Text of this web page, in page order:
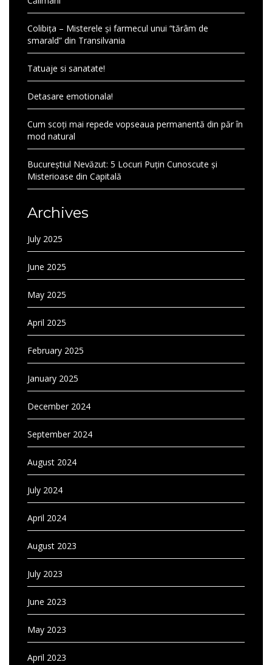
Colibița – Misterele și farmecul unui “tărâm de
smarald” din Transilvania
Tatuaje si sanatate!
Detasare emotionala!
Cum scoți mai repede vopseaua permanentă din păr în
mod natural
Bucureștiul Nevăzut: 5 Locuri Puțin Cunoscute și
Misterioase din Capitală
Archives
July 2025
June 2025
May 2025
April 2025
February 2025
January 2025
December 2024
September 2024
August 2024
July 2024
April 2024
August 2023
July 2023
June 2023
May 2023
April 2023